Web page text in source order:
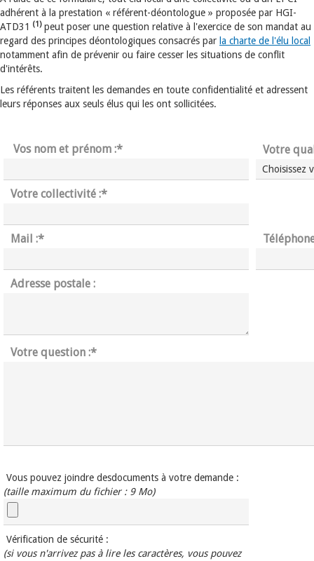
adhérent à la prestation « référent-déontologue » proposée par HGI-
ATD31 (1)peut poser une question relative à l'exercice de son mandat au
regard des principes déontologiques consacrés par la charte de l'élu local
notamment afin de prévenir ou faire cesser les situations de conflit
d'intérêts.
Les référents traitent les demandes en toute confidentialité et adressent
leurs réponses aux seuls élus qui les ont sollicitées.
Vos nom et prénom :* Votre
Votre collectivité :*
Mail :*
Adresse postale :
Votre question :*
Vous pouvez joindre desdocuments à votre demande :
(taille maximum du fichier : 9 Mo)
Vérification de sécurité :
(si vous n'arrivez pas à lire les caractères, vous pouvez